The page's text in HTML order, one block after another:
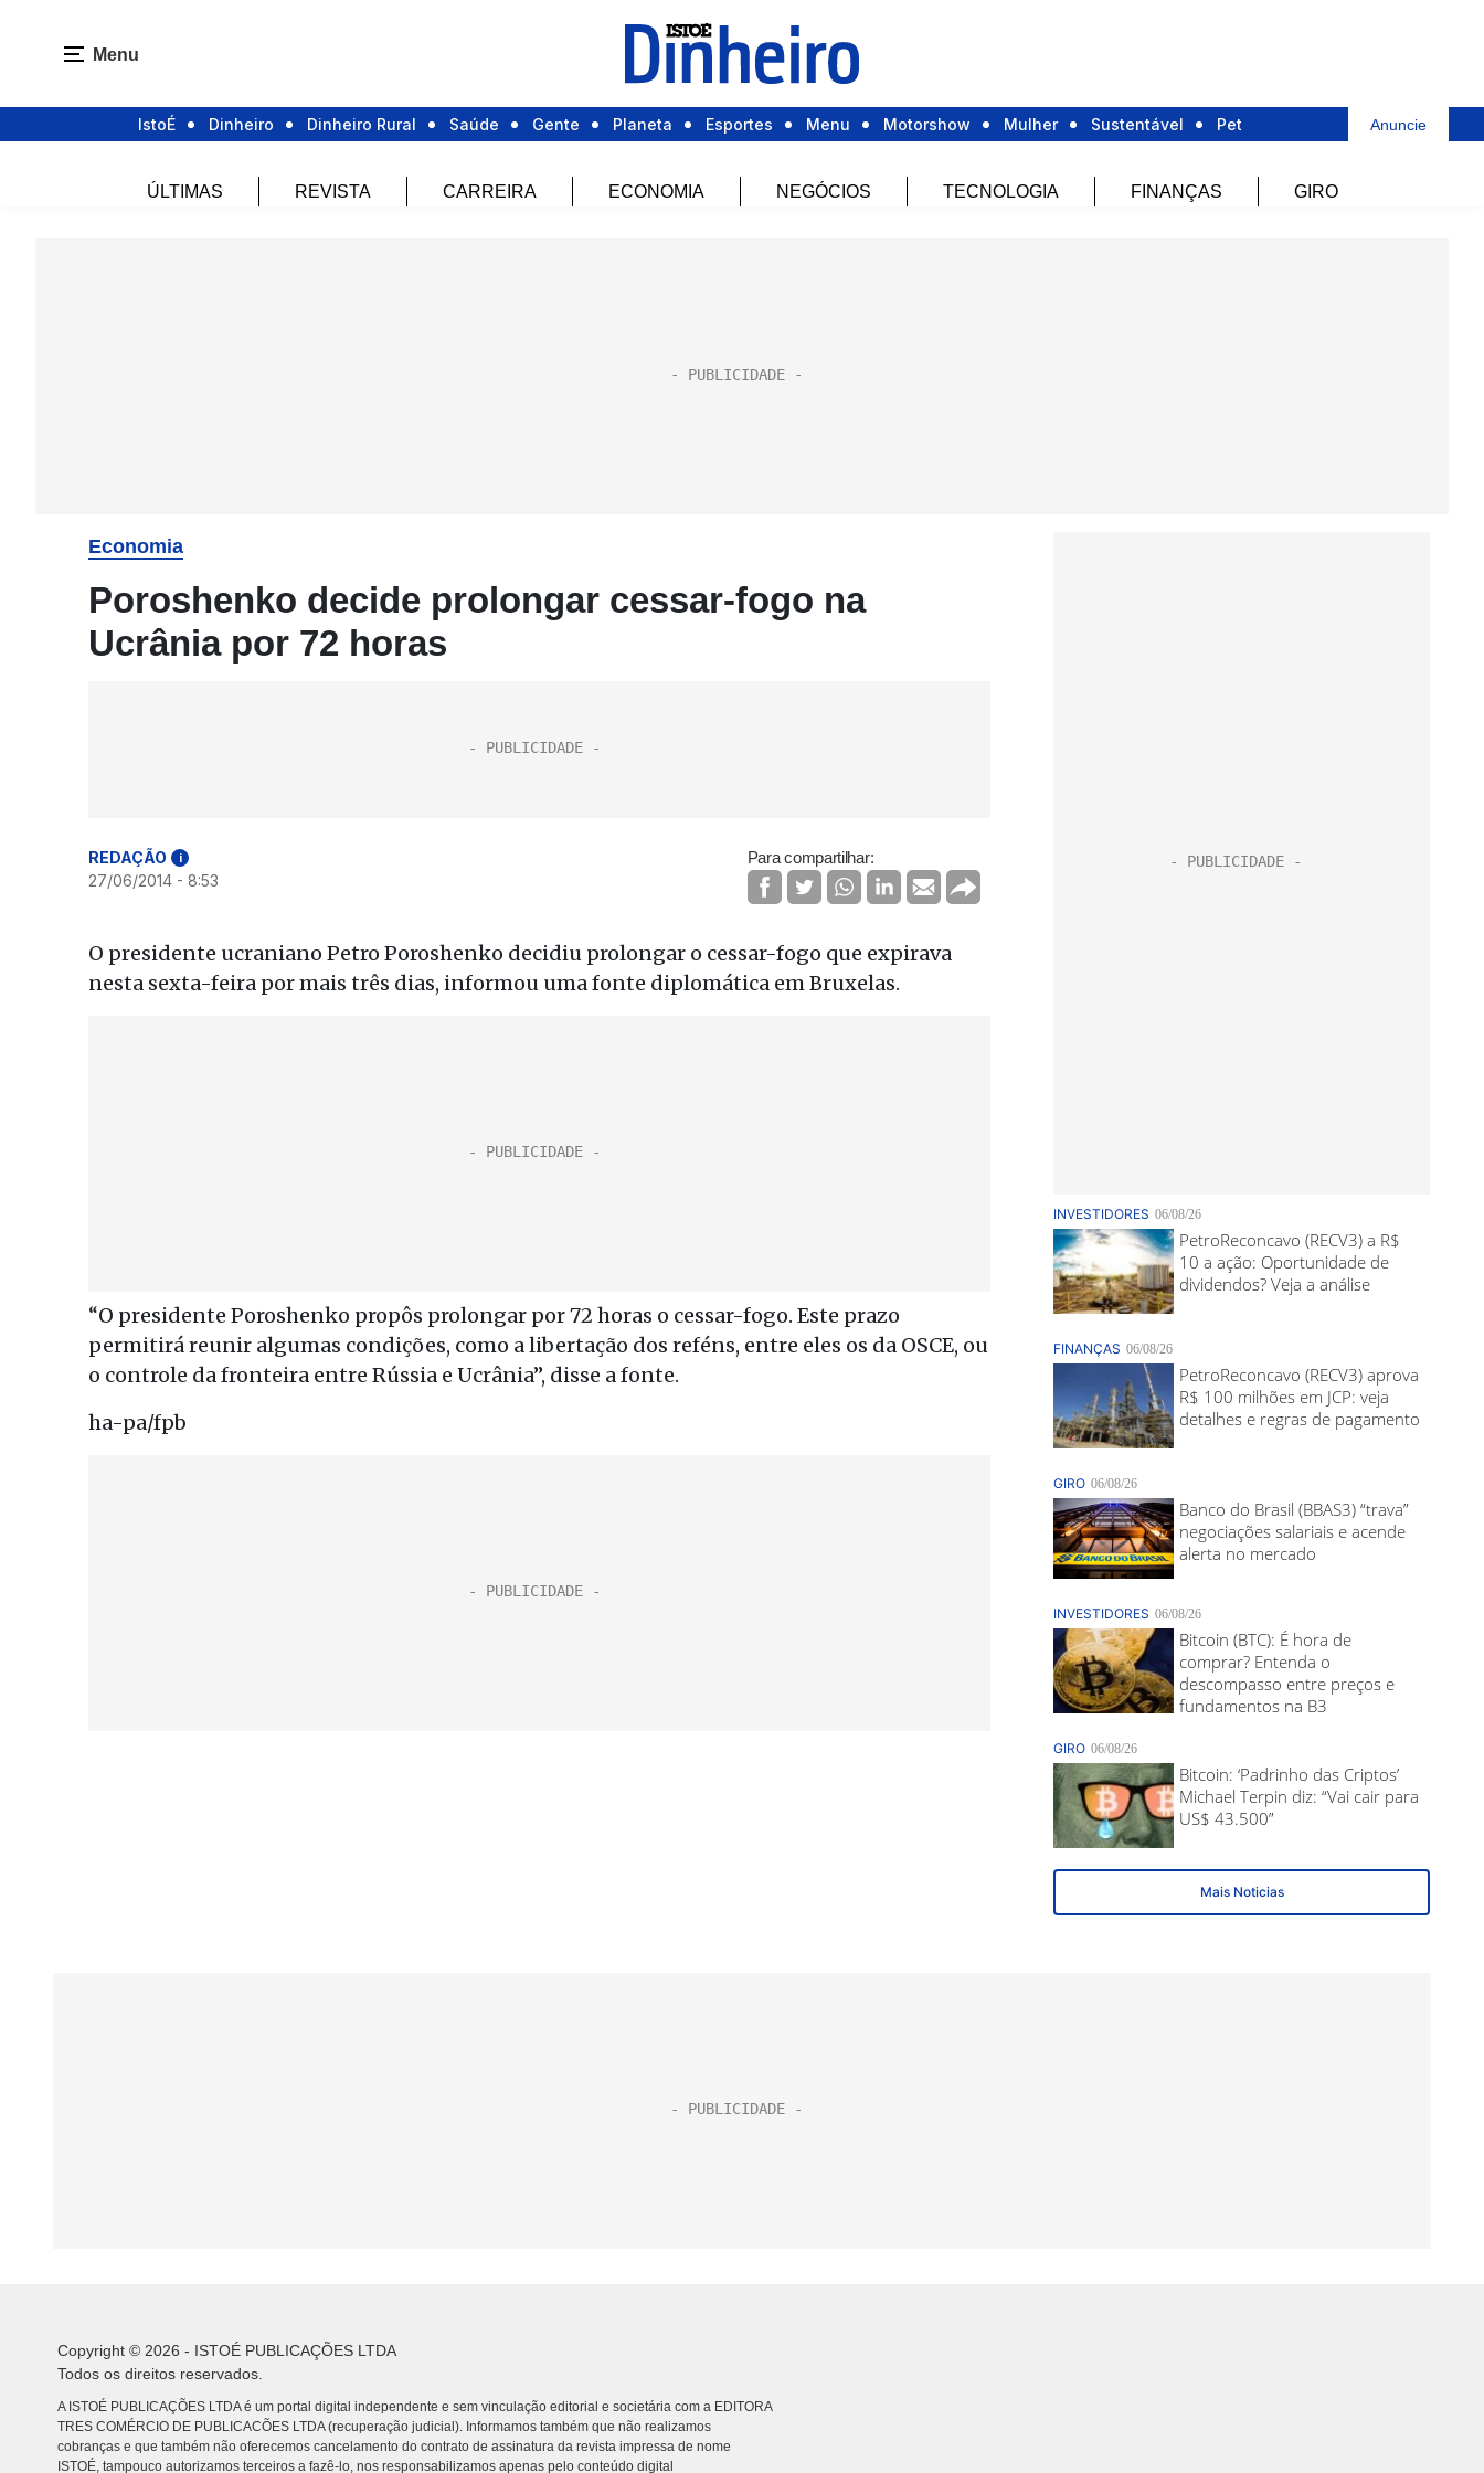
Menu
IstoÉ Dinheiro Dinheiro Rural Saúde Gente Planeta Esportes Menu Motorshow Mulher Sustentável Pet Anuncie
ÚLTIMAS REVISTA CARREIRA ECONOMIA NEGÓCIOS TECNOLOGIA FINANÇAS GIRO
Economia
Poroshenko decide prolongar cessar-fogo na
Ucrânia por 72 horas
REDAÇÃO i
27/06/2014 - 8:53
Para compartilhar:
O presidente ucraniano Petro Poroshenko decidiu prolongar o cessar-fogo que expirava
nesta sexta-feira por mais três dias, informou uma fonte diplomática em Bruxelas.
“O presidente Poroshenko propôs prolongar por 72 horas o cessar-fogo. Este prazo
permitirá reunir algumas condições, como a libertação dos reféns, entre eles os da OSCE, ou
o controle da fronteira entre Rússia e Ucrânia”, disse a fonte.
ha-pa/fpb
Copyright © 2026 - ISTOÉ PUBLICAÇÕES LTDA
Todos os direitos reservados.
A ISTOÉ PUBLICAÇÕES LTDA é um portal digital independente e sem vinculação editorial e societária com a EDITORA
TRES COMÉRCIO DE PUBLICACÕES LTDA (recuperação judicial). Informamos também que não realizamos
cobranças e que também não oferecemos cancelamento do contrato de assinatura da revista impressa de nome
ISTOÉ, tampouco autorizamos terceiros a fazê-lo, nos responsabilizamos apenas pelo conteúdo digital